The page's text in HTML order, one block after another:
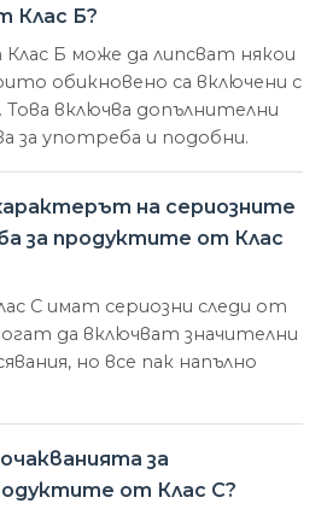
Клас Б?
Б може да липсват някои
обикновено са включени с
Това включва допълнителни
за употреба и подобни.
на сериозните
за продуктите от Клас
С имат сериозни следи от
да включват значителни
но все пак напълно
за
от Клас С?